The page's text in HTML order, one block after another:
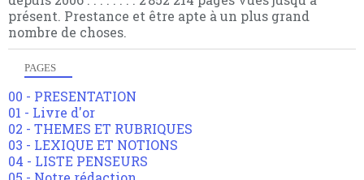
présent. Prestance et être apte à un plus grand
nombre de choses.
PAGES
00 - PRESENTATION
01 - Livre d'or
02 - THEMES ET RUBRIQUES
03 - LEXIQUE ET NOTIONS
04 - LISTE PENSEURS